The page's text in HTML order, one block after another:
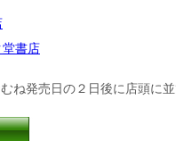
堂書店
ね発売日の２日後に店頭に